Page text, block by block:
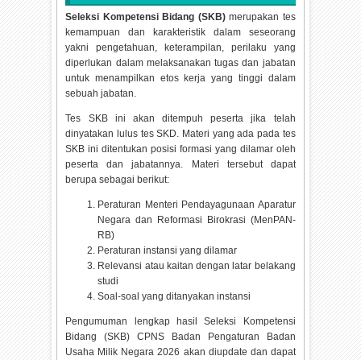
Seleksi Kompetensi Bidang (SKB)merupakan tes
kemampuan dan karakteristik dalam seseorang
yakni pengetahuan, keterampilan, perilaku yang
diperlukan dalam melaksanakan tugas dan jabatan
untuk menampilkan etos kerja yang tinggi dalam
sebuah jabatan.
Tes SKB ini akan ditempuh peserta jika telah
dinyatakan lulus tes SKD. Materi yang ada pada tes
SKB ini ditentukan posisi formasi yang dilamar oleh
peserta dan jabatannya. Materi tersebut dapat
berupa sebagai berikut:
Peraturan Menteri Pendayagunaan Aparatur
Negara dan Reformasi Birokrasi (MenPAN-
RB)
Peraturan instansi yang dilamar
Relevansi atau kaitan dengan latar belakang
studi
Soal-soal yang ditanyakan instansi
Pengumuman lengkap hasil Seleksi Kompetensi
Bidang (SKB) CPNS Badan Pengaturan Badan
Usaha Milik Negara2026 akan diupdate dan dapat